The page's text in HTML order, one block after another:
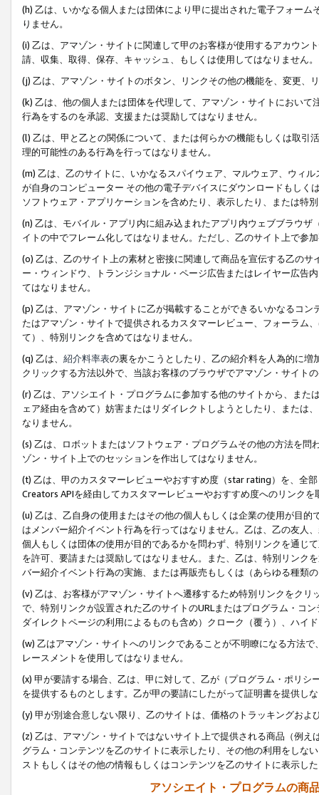
(h) 乙は、いかなる個人または団体により甲に提出された電子フォー
りません。
(i) 乙は、アマゾン・サイトに関連して甲のお客様が使用するアカウン
請、収集、取得、保存、キャッシュ、もしくは使用してはなりません。
(j) 乙は、アマゾン・サイトのボタン、リンクその他の機能を、変更、
(k) 乙は、他の個人または団体を代理して、アマゾン・サイトにおい
行為をするのを承認、支援または奨励してはなりません。
(l) 乙は、甲と乙との関係について、または何らかの機能もしくは取
理的可能性のある行為を行ってはなりません。
(m) 乙は、乙のサイトに、いかなるスパイウェア、マルウェア、ウィ
が自身のコンピューター その他の電子デバイスにダウンロードもし
ソフトウェア・アプリケーションを含めたり、表示したり、または特
(n) 乙は、モバイル・アプリ内に組み込まれたアプリ内ウェブブラウ
イトの中でフレーム化してはなりません。ただし、乙のサイト上で参
(o) 乙は、乙のサイト上の素材と密接に関連して商品を宣伝する乙の
ー・ウィンドウ、トランジショナル・ページ広告またはレイヤー広告
てはなりません。
(p) 乙は、アマゾン・サイトに乙が掲載することができるいかなるコ
たはアマゾン・サイトで提供されるカスタマーレビュー、フォーラム
て）、特別リンクを含めてはなりません。
(q) 乙は、 紹介料率表の裏をかこうとしたり、乙の紹介料を人為的に
クリックする方法以外で、当該お客様のブラウザでアマゾン・サイト
(r) 乙は、アソシエイト・プログラムに参加する他のサイトから、ま
ェア経由を含めて）妨害またはリダイレクトしようとしたり、または
なりません。
(s) 乙は、ロボットまたはソフトウェア・プログラムその他の方法を
ゾン・サイト上でのセッションを作出してはなりません。
(t) 乙は、甲のカスタマーレビューやおすすめ度（star rating）を、全
Creators APIを経由してカスタマーレビューやおすすめ度へのリンクを
(u) 乙は、乙自身の使用またはその他の個人もしくは企業の使用が目
はメンバー紹介イベント行為を行ってはなりません。乙は、乙の友人
個人もしくは団体の使用が目的であるかを問わず、特別リンクを通じ
を許可、要請または奨励してはなりません。また、乙は、特別リンク
バー紹介イベント行為の実施、または再販売もしくは（あらゆる種類
(v) 乙は、お客様がアマゾン・サイトへ遷移するため特別リンクをク
で、特別リンクが設置された乙のサイトのURLまたはプログラム・コ
ダイレクトページの利用によるものも含め）クローク（覆う）、ハイ
(w) 乙はアマゾン・サイトへのリンクであることが不明瞭になる方法
レースメントを使用してはなりません。
(x) 甲が要請する場合、乙は、甲に対して、乙が（プログラム・ポリ
を提供するものとします。乙が甲の要請にしたがって証明書を提供し
(y) 甲が別途合意しない限り、乙のサイトは、価格のトラッキングお
(z) 乙は、アマゾン・サイトではないサイト上で提供される商品（例
グラム・コンテンツを乙のサイトに表示したり、その他の利用をしな
ストもしくはその他の情報もしくはコンテンツを乙のサイトに表示し
アソシエイト・プログラムの商